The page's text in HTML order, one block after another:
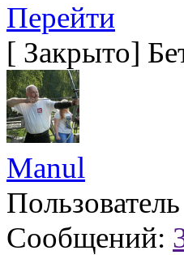
Перейти
[ Закрыто]
Manul
Пользователь
Сообщений: